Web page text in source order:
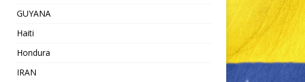
GUYANA
Haiti
Hondura
IRAN